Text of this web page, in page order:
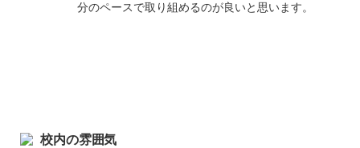
分のペースで取り組めるのが良いと思います。
校内の雰囲気